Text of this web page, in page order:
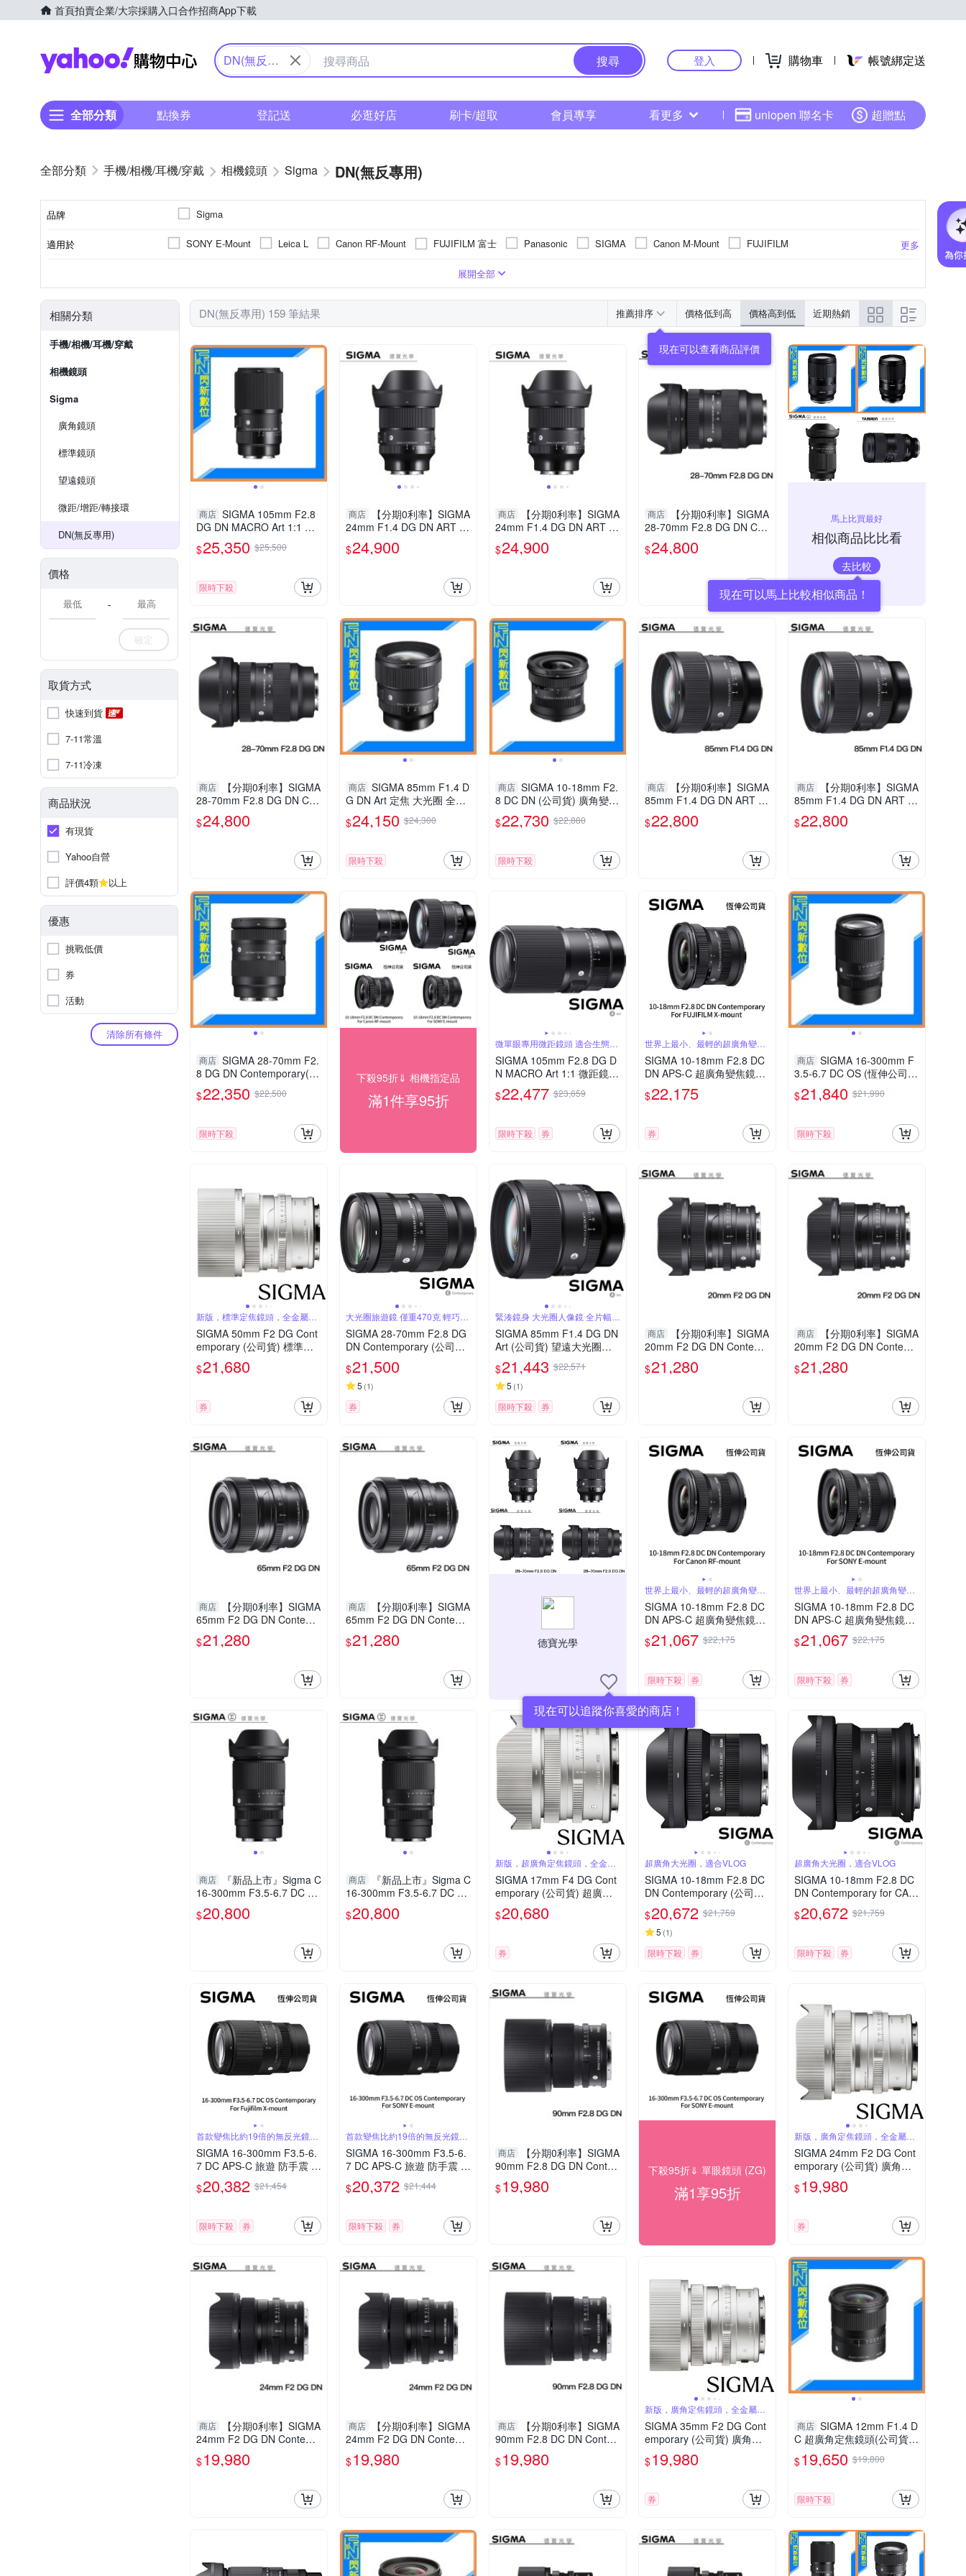
首頁拍賣企業/大宗採購入口合作招商App下載
Yahoo購物中心
DN(無反專
搜尋 登入 購物車 帳號綁定送
全部分類 點換券 登記送 必逛好店 刷卡/超取 會員專享 看更多 uniopen 聯名卡 超贈點
手機/相機/耳機/穿戴 相機鏡頭 Sigma DN(無反專用)
品牌 Sigma
適用於 更多
SONY E-Mount Leica L Canon RF-Mount FUJIFILM 富士 Panasonic SIGMA Canon M-Mount
FUJIFILM
廣角定焦 標準變焦
無
展開全部
相關分類
手機/相機/耳機/穿戴
相機鏡頭
Sigma
廣角鏡頭
標準鏡頭
望遠鏡頭
微距/增距/轉接環
DN(無反專用)
價格
-
確定
取貨方式
快速到貨
7-11常溫
7-11冷凍
商品狀況
有現貨
Yahoo自營
評價4顆
以上
優惠
挑戰低價
券
活動
清除所有條件
DN(無反專用) 159 筆結果 推薦排序 價格低到高 價格高到低 近期熱銷
商店 SIGMA 105mm F2.8
DG DN MACRO Art 1:1 微
距鏡頭(公司貨)
$25,350 $25,500
限時下殺
商店
【分期0利率】SIGMA
24mm F1.4 DG DN ART F
or Sony E mount 恆伸公司
貨 定焦 大光圈 風景 德寶光
$24,900
商店
【分期0利率】SIGMA
24mm F1.4 DG DN ART F
or Sony E mount 恆伸公司
貨 定焦 大光圈 風景 德寶光
$24,900
商店
【分期0利率】SIGMA
28-70mm F2.8 DG DN Con
temporary For SONY E mo
unt 恆伸公司貨 德寶光學 變
$24,800
馬上比買最好
相似商品比比看
去比較
商店
【分期0利率】SIGMA
28-70mm F2.8 DG DN Con
temporary For SONY E mo
unt 恆伸公司貨 德寶光學 變
$24,800
商店 SIGMA 85mm F1.4 D
G DN Art 定焦 大光圈 全片
幅 鏡頭(公司貨)
$24,150 $24,300
限時下殺
商店 SIGMA 10-18mm F2.
8 DC DN (公司貨) 廣角變焦
鏡頭 APS-C
$22,730 $22,880
限時下殺
商店
【分期0利率】SIGMA
85mm F1.4 DG DN ART F
or Sony E mount 恆伸公司
貨 德寶光學 定焦 大光圈 人
$22,800
商店
【分期0利率】SIGMA
85mm F1.4 DG DN ART F
or Sony E mount 恆伸公司
貨 德寶光學 定焦 大光圈 人
$22,800
商店 SIGMA 28-70mm F2.
8 DG DN Contemporary(公
司貨)全片幅 標準變焦 鏡頭
$22,350 $22,500
限時下殺
下殺95折⇓ 相機指定品
滿1件享95折
微單眼專用微距鏡頭 適合生態拍
攝
SIGMA 105mm F2.8 DG D
N MACRO Art 1:1 微距鏡頭
(公司貨) 望遠定焦鏡頭 全片
幅無反微單眼鏡頭
$22,477 $23,659
限時下殺 券
世界上最小、最輕的超廣角變焦
鏡頭
SIGMA 10-18mm F2.8 DC
DN APS-C 超廣角變焦鏡頭
For Fujifilm X-mount (公司
貨)
$22,175
券
商店 SIGMA 16-300mm F
3.5-6.7 DC OS (恆伸公司
貨) 旅遊鏡 APS-C
$21,840 $21,990
限時下殺
新版，標準定焦鏡頭，全金屬結
構
SIGMA 50mm F2 DG Cont
emporary (公司貨) 標準定
焦鏡頭 全片幅無反微單眼鏡
頭 i系列
$21,680
券
大光圈旅遊鏡 僅重470克 輕巧方
便攜帶
SIGMA 28-70mm F2.8 DG
DN Contemporary (公司貨)
全片幅微單眼鏡頭 旅遊鏡
$21,500
5 (1)
券
緊湊鏡身 大光圈人像鏡 全片幅微
單眼鏡頭
SIGMA 85mm F1.4 DG DN
Art (公司貨) 望遠大光圈人
像鏡 全片幅微單眼鏡頭
$21,443 $22,571
5 (1)
限時下殺 券
商店
【分期0利率】SIGMA
20mm F2 DG DN Contemp
orary For SONY E Mount
恆伸公司貨 德寶光學 大光
$21,280
商店
【分期0利率】SIGMA
20mm F2 DG DN Contemp
orary For SONY E Mount
恆伸公司貨 德寶光學 大光
$21,280
商店
【分期0利率】SIGMA
65mm F2 DG DN Contemp
orary for Sony E mount 恆
伸公司貨 德寶光學 大光圈
$21,280
商店
【分期0利率】SIGMA
65mm F2 DG DN Contemp
orary for Sony E mount 恆
伸公司貨 德寶光學 大光圈
$21,280 德寶光學
現在可以追蹤你喜愛的商店！
世界上最小、最輕的超廣角變焦
鏡頭
SIGMA 10-18mm F2.8 DC
DN APS-C 超廣角變焦鏡頭
For Canon RF-mount (公司
貨)
$21,067 $22,175
限時下殺 券
世界上最小、最輕的超廣角變焦
鏡頭
SIGMA 10-18mm F2.8 DC
DN APS-C 超廣角變焦鏡頭
For SONY E-mount (公司
貨)
$21,067 $22,175
限時下殺 券
商店
『新品上市』Sigma C
16-300mm F3.5-6.7 DC O
S 恆伸公司貨 飛羽 追星 棒
球 必備
$20,800
商店
『新品上市』Sigma C
16-300mm F3.5-6.7 DC O
S 恆伸公司貨 飛羽 追星 棒
球 必備
$20,800
新版，超廣角定焦鏡頭，全金屬
結構
SIGMA 17mm F4 DG Cont
emporary (公司貨) 超廣角
定焦鏡 i 系列 全片幅微單眼
鏡頭
$20,680
券
超廣角大光圈，適合VLOG
SIGMA 10-18mm F2.8 DC
DN Contemporary (公司貨)
超廣角變焦鏡頭 APS-C 無
反微單眼鏡頭
$20,672 $21,759
5 (1)
限時下殺 券
超廣角大光圈，適合VLOG
SIGMA 10-18mm F2.8 DC
DN Contemporary for CAN
ON RF 接環 (公司貨) 超廣
角變焦鏡頭 APS-C 無反微
$20,672 $21,759
限時下殺 券
首款變焦比約19倍的無反光鏡鏡
頭
SIGMA 16-300mm F3.5-6.
7 DC APS-C 旅遊 防手震 廣
角望遠鏡頭 For Fujifilm X-m
ount (公司貨)
$20,382 $21,454
限時下殺 券
首款變焦比約19倍的無反光鏡鏡
頭
SIGMA 16-300mm F3.5-6.
7 DC APS-C 旅遊 防手震 廣
角望遠鏡頭 For SONY E-m
ount (公司貨)
$20,372 $21,444
限時下殺 券
商店
【分期0利率】SIGMA
90mm F2.8 DG DN Conte
mporary for E mount/L mo
unt 恆伸公司貨 免運 德寶光
$19,980
下殺95折⇓ 單眼鏡頭 (ZG)
滿1享95折
新版，廣角定焦鏡頭，全金屬結
構
SIGMA 24mm F2 DG Cont
emporary (公司貨) 廣角定
焦鏡頭 全片幅無反微單眼鏡
頭 i系列
$19,980
券
商店
【分期0利率】SIGMA
24mm F2 DG DN Contemp
orary for E mount/L mount
恆伸公司貨 免運 德寶光學
$19,980
商店
【分期0利率】SIGMA
24mm F2 DG DN Contemp
orary for E mount/L mount
恆伸公司貨 免運 德寶光學
$19,980
商店
【分期0利率】SIGMA
90mm F2.8 DC DN Conte
mporary for E mount/L mo
unt 恆伸公司貨 免運 德寶光
$19,980
新版，廣角定焦鏡頭，全金屬結
構
SIGMA 35mm F2 DG Cont
emporary (公司貨) 廣角定
焦鏡頭 全片幅無反微單眼鏡
頭 i系列
$19,980
券
商店 SIGMA 12mm F1.4 D
C 超廣角定焦鏡頭(公司貨)
大光圈 APS-C 適風景 星空
攝影
$19,650 $19,800
限時下殺